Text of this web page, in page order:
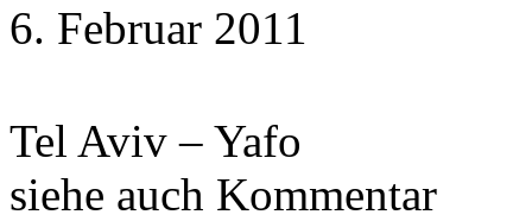
6. Februar 2011
Tel Aviv – Yafo
siehe auch Kommentar